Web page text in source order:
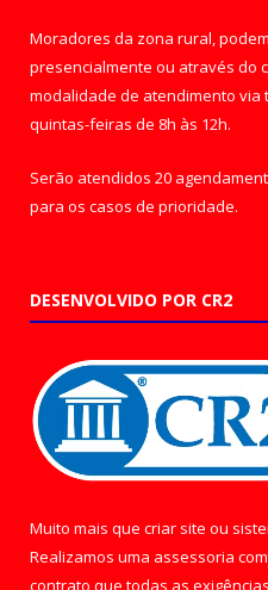
Moradores da zona rural,
presencialmente ou através do
modalidade de atendimento
quintas-feiras de 8h às 12h.
Serão atendidos 20
para os casos de prioridade.
DESENVOLVIDO POR CR2
Muito mais que criar site ou
Realizamos uma assessoria
contrato que todas as